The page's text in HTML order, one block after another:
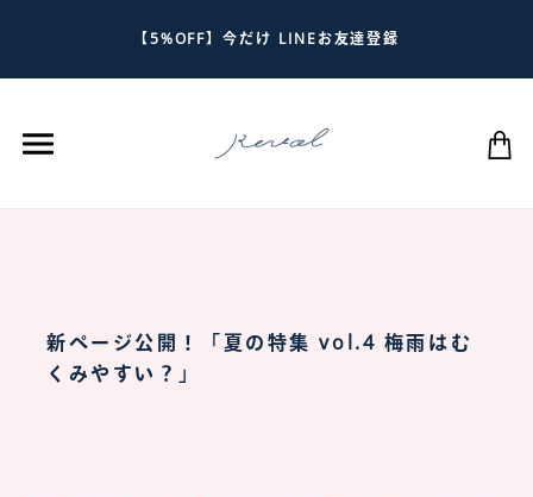
【5%OFF】今だけ LINEお友達登録
新ページ公開！「夏の特集 vol.4 梅雨はむ
くみやすい？」